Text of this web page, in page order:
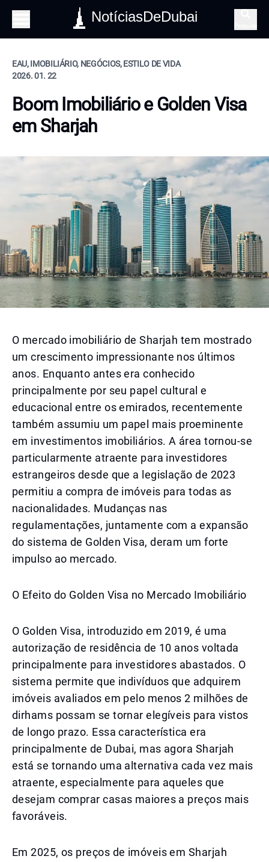
NotíciasDeDubai
EAU, IMOBILIÁRIO, NEGÓCIOS, ESTILO DE VIDA
2026. 01. 22
Boom Imobiliário e Golden Visa
em Sharjah
O mercado imobiliário de Sharjah tem mostrado
um crescimento impressionante nos últimos
anos. Enquanto antes era conhecido
principalmente por seu papel cultural e
educacional entre os emirados, recentemente
também assumiu um papel mais proeminente
em investimentos imobiliários. A área tornou-se
particularmente atraente para investidores
estrangeiros desde que a legislação de 2023
permitiu a compra de imóveis para todas as
nacionalidades. Mudanças nas
regulamentações, juntamente com a expansão
do sistema de Golden Visa, deram um forte
impulso ao mercado.
O Efeito do Golden Visa no Mercado Imobiliário
O Golden Visa, introduzido em 2019, é uma
autorização de residência de 10 anos voltada
principalmente para investidores abastados. O
sistema permite que indivíduos que adquirem
imóveis avaliados em pelo menos 2 milhões de
dirhams possam se tornar elegíveis para vistos
de longo prazo. Essa característica era
principalmente de Dubai, mas agora Sharjah
está se tornando uma alternativa cada vez mais
atraente, especialmente para aqueles que
desejam comprar casas maiores a preços mais
favoráveis.
Em 2025, os preços de imóveis em Sharjah